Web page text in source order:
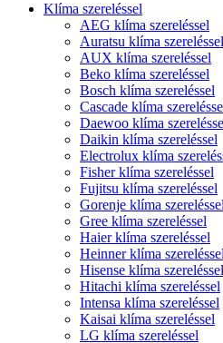
Klíma szereléssel
AEG klíma szereléssel
Auratsu klíma szereléssel
AUX klíma szereléssel
Beko klíma szereléssel
Bosch klíma szereléssel
Cascade klíma
Daewoo klíma
Daikin klíma szereléssel
Electrolux klíma
Fisher klíma szereléssel
Fujitsu klíma szereléssel
Gorenje klíma szereléssel
Gree klíma szereléssel
Haier klíma szereléssel
Heinner klíma szereléssel
Hisense klíma szereléssel
Hitachi klíma szereléssel
Intensa klíma szereléssel
Kaisai klíma szereléssel
LG klíma szereléssel